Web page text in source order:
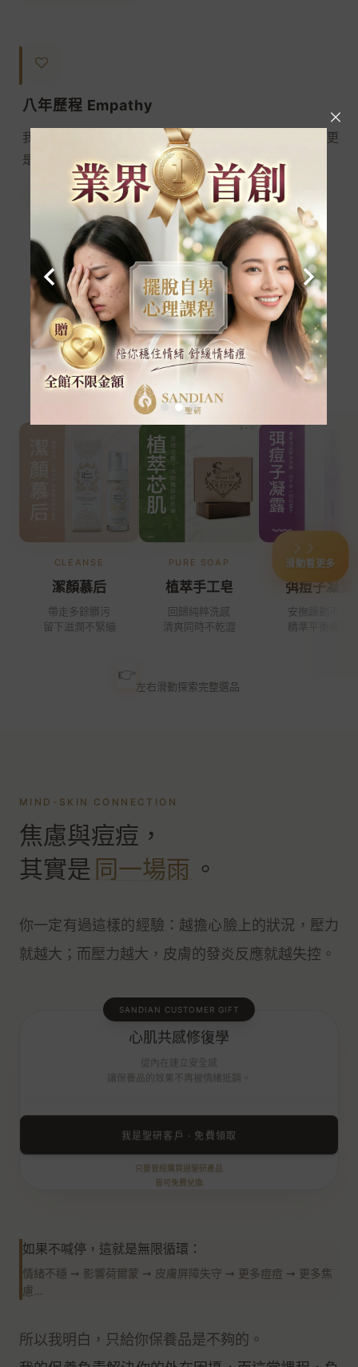
八年歷程 Empathy
我懂那種想躲起來的焦慮。創辦人 8 年抗痘血淚，弭痘子更
是IRB試驗，比任何人都明白「有效」的重要。
通過 IRB 人體功效實測
從混亂中,先替肌膚留下必要的
肌膚若亂,不必一次用完所有選擇。
從清潔到防護,只給肌膚必要的溫柔。
CLEANSE
潔顏慕后
帶走多餘髒污
留下滋潤不緊繃
PURE SOAP
植萃手工皂
回歸純粹洗感
清爽同時不乾澀
BALANCE
弭痘子凝露
安撫躁動不安
精準平衡膚況
滑動看更多
👉
左右滑動探索完整選品
MIND-SKIN CONNECTION
焦慮與痘痘，
其實是 同一場雨 。
你一定有過這樣的經驗：越擔心臉上的狀況，壓力
就越大；而壓力越大，皮膚的發炎反應就越失控。
SANDIAN CUSTOMER GIFT
SANDIAN 聖研
情緒肌膚
修復課程
14 堂身心引導 · 終結焦慮循環
心肌共感修復學
從內在建立安全感
讓保養品的效果不再被情緒抵銷。
我是聖研客戶 · 免費領取
只要曾經購買過聖研產品
皆可免費兌換
如果不喊停，這就是無限循環：
情緒不穩 ➞ 影響荷爾蒙 ➞ 皮膚屏障失守 ➞ 更多痘痘 ➞ 更多焦
慮...
所以我明白，只給你保養品是不夠的。